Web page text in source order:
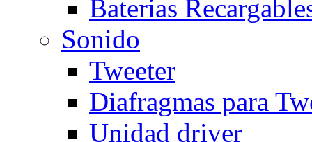
Baterias
Sonido
Tweeter
Diafragmas para
Unidad driver